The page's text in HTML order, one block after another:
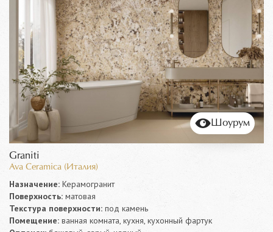
Шоурум
Graniti
Ava Ceramica (Италия)
Назначение: Керамогранит
Поверхность: матовая
Текстура поверхности: под камень
Помещение: ванная комната, кухня, кухонный фартук